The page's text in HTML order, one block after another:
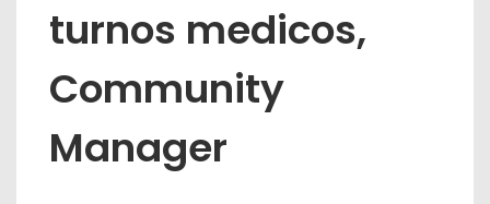
turnos medicos,
Community
Manager